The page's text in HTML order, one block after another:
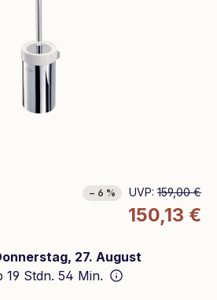
− 6 % UVP: 159,00 €
150,13 €
27. August
19 Stdn. 54 Min.